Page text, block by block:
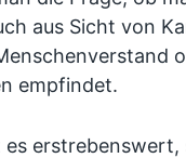
aus Sicht von
empfindet.
erstrebenswert,